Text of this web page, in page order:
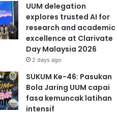
UUM delegation
explores trusted AI for
research and academic
excellence at Clarivate
Day Malaysia 2026
2 days ago
SUKUM Ke-46: Pasukan
Bola Jaring UUM capai
fasa kemuncak latihan
intensif